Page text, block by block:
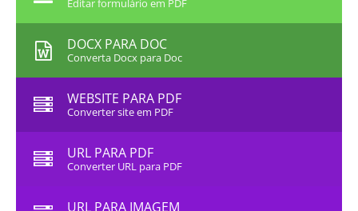
Editar formulário em PDF
DOCX PARA DOC
Converta Docx para Doc
WEBSITE PARA PDF
Converter site em PDF
URL PARA PDF
Converter URL para PDF
URL PARA IMAGEM